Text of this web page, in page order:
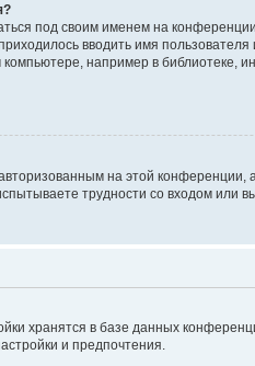
под своим именем на
вводить имя
например в библиотеке,
на этой
трудности со входом
хранятся в базе данных
и предпочтения.